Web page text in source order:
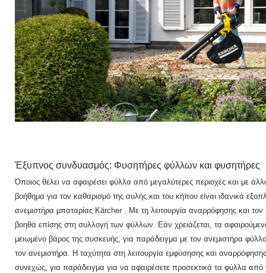
Έξυπνος συνδυασμός: Φυσητήρες φύλλων και φυσητήρες
Όποιος θέλει να αφαιρέσει φύλλα από μεγαλύτερες περιοχές και με
βοήθημα για τον καθαρισμό της αυλής και του κήπου είναι ιδανικά
ανεμιστήρα μπαταρίας Kärcher . Με τη λειτουργία αναρρόφησης και
βοηθά επίσης στη συλλογή των φύλλων. Εάν χρειάζεται, τα
μειωμένο βάρος της συσκευής, για παράδειγμα με τον ανεμιστήρα
τον ανεμιστήρα. Η ταχύτητα στη λειτουργία εμφύσησης και
συνεχώς, για παράδειγμα για να αφαιρέσετε προσεκτικά τα φύλλα